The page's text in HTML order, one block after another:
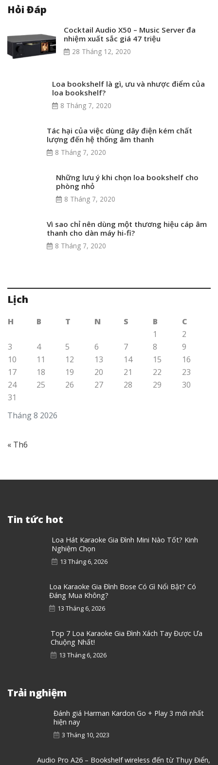
Hỏi Đáp
Cocktail Audio X50 – Music Server đa
nhiệm xuất sắc giá 47 triệu
28 Tháng 12, 2020
Loa bookshelf là gì, ưu và nhược điểm của
loa bookshelf?
8 Tháng 7, 2020
Tác hại của việc dùng dây điện kém chất
lượng đến hệ thống âm thanh
8 Tháng 7, 2020
Những lưu ý khi chọn loa bookshelf cho
phòng nhỏ
8 Tháng 7, 2020
Vì sao chỉ nên dùng một thương hiệu cáp âm
thanh cho dàn máy hi-fi?
8 Tháng 7, 2020
Lịch
Tháng 8 2026
H B T N S B
C
1
2
3
4 5 6 7 8
9
10
11 12 13 14 15
16
17
18 19 20 21 22
23
24
25 26 27 28 29
30
31
« Th6
Tin tức hot
Loa Hát Karaoke Gia Đình Mini Nào Tốt? Kinh
Nghiệm Chọn
13 Tháng 6, 2026
Loa Karaoke Gia Đình Bose Có Gì Nổi Bật? Có
Đáng Mua Không?
13 Tháng 6, 2026
Top 7 Loa Karaoke Gia Đình Xách Tay Được Ưa
Chuộng Nhất!
13 Tháng 6, 2026
Trải nghiệm
Đánh giá Harman Kardon Go + Play 3 mới nhất
hiện nay
3 Tháng 10, 2023
Audio Pro A26 – Bookshelf wireless đến từ Thụy Điển,